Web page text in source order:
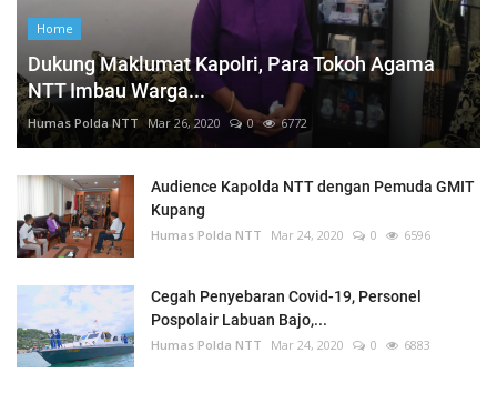
Home
Dukung Maklumat Kapolri, Para Tokoh Agama
NTT Imbau Warga...
Humas Polda NTT Mar 26, 2020 0 6772
Audience Kapolda NTT dengan Pemuda GMIT
Kupang
Humas Polda NTT Mar 24, 2020 0 6596
Cegah Penyebaran Covid-19, Personel
Pospolair Labuan Bajo,...
Humas Polda NTT Mar 24, 2020 0 6883